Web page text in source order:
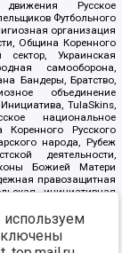
движения Русское
Футбольного
организация
Община Коренного
Украинская
самооборона,
Бандеры, Братство,
объединение
TulaSkins,
национальное
Русского
народа, Рубеж
деятельности,
Божией Матери
правозащитная
инициативная
республика Русь,
W.H.С., Фалунь
Новокузнецк/РПК,